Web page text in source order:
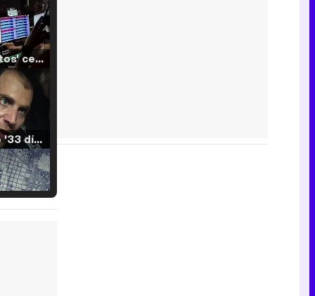
'120 Minutos' celebra sus 2.000 programas en Telemadrid con un vídeo del día a día en la redacción
Tráiler de '33 días', la nueva serie de Atresplayer con Julián Villagrán y José Manuel Poga